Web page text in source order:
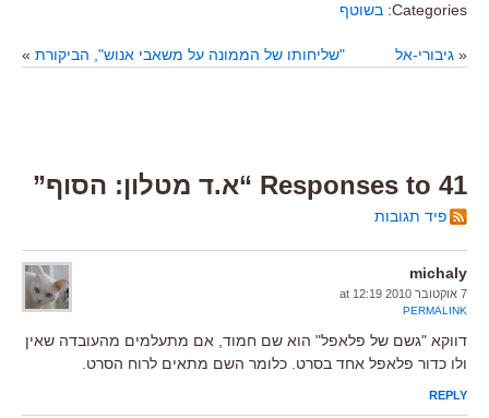
Categories: בשוטף
« גיבורי-אל "שליחותו של הממונה על משאבי אנוש", הביקורת »
41 Responses to “א.ד מטלון: הסוף”
פיד תגובות
michaly
7 אוקטובר 2010 at 12:19
PERMALINK
דווקא "גשם של פלאפל" הוא שם חמוד, אם מתעלמים מהעובדה שאין
ולו כדור פלאפל אחד בסרט. כלומר השם מתאים לרוח הסרט.
REPLY